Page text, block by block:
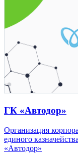
ГК «Автодор»
Организация
единого
«Автодор»